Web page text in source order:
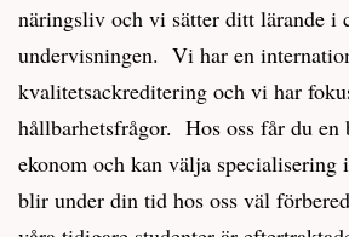
näringsliv och vi sätter ditt lärande i
undervisningen. Vi har en
kvalitetsackreditering och vi har
hållbarhetsfrågor. Hos oss får du en
ekonom och kan välja
blir under din tid hos oss väl